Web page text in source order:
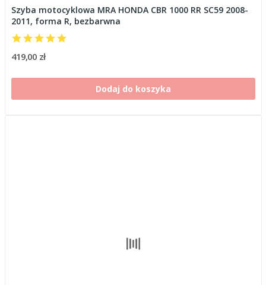
Szyba motocyklowa MRA HONDA CBR 1000 RR SC59 2008-
2011, forma R, bezbarwna
419,00 zł
Dodaj do koszyka